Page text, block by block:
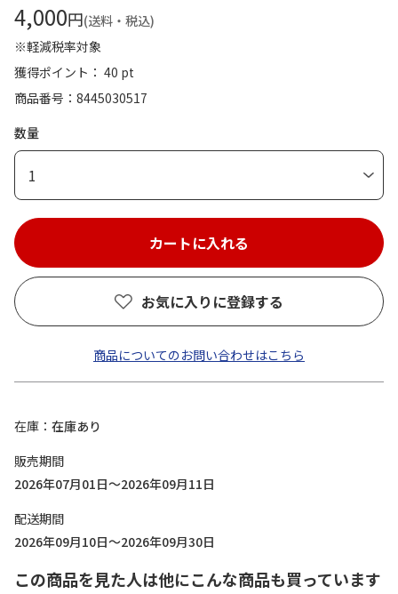
4,000円(送料・税込)
※軽減税率対象
獲得ポイント： 40 pt
商品番号
8445030517
数量
1
お気に入りに登録する
商品についてのお問い合わせはこちら
在庫
在庫あり
販売期間
2026年07月01日～2026年09月11日
配送期間
2026年09月10日～2026年09月30日
この商品を見た人は他にこんな商品も買っています